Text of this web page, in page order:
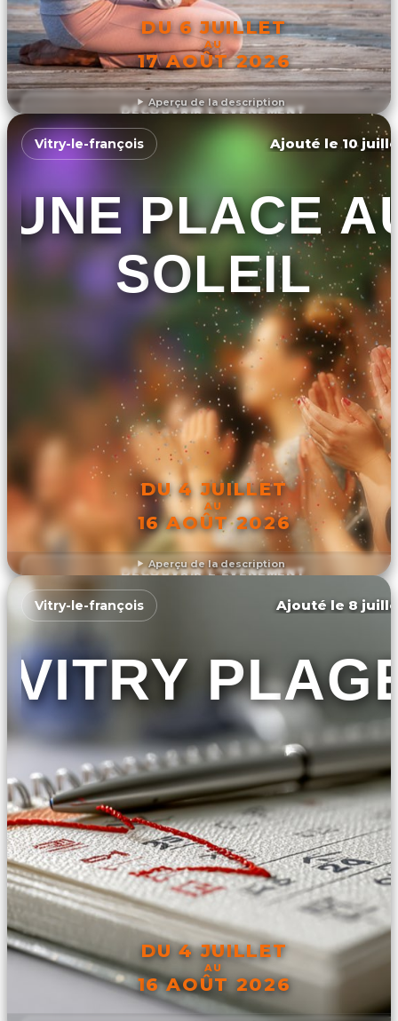
Aperçu de la description
DU 6 JUILLET
AU
17 AOÛT 2026
DÉCOUVRIR L'ÉVÉNEMENT
Aperçu de la description
Vitry-le-françois Ajouté le 10
UNE PLACE
SOLEIL
DU 4 JUILLET
AU
16 AOÛT 2026
DÉCOUVRIR L'ÉVÉNEMENT
Vitry-le-françois Ajouté le 8
VITRY
DU 4 JUILLET
AU
16 AOÛT 2026